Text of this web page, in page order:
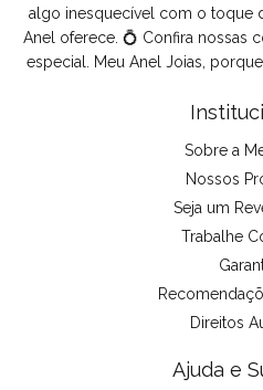
algo inesquecível com o toque
Anel oferece. 💍 Confira nossas
especial. Meu Anel Joias,
Sobre a
Nossos
Seja um
Trabalhe
Direitos
Ajuda e